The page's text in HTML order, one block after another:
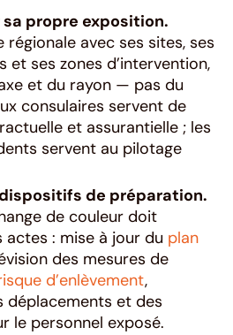
propre exposition.
avec ses sites, ses
et ses zones d’intervention,
et du rayon — pas du
consulaires servent de
et assurantielle ; les
servent au pilotage
de préparation.
de couleur doit
actes : mise à jour du plan
des mesures de
d’enlèvement,
déplacements et des
le personnel exposé.